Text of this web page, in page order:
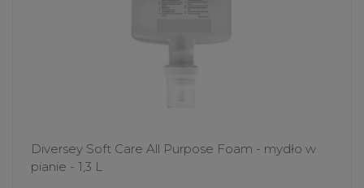
Diversey Soft Care All Purpose Foam - mydło w
pianie - 1,3 L